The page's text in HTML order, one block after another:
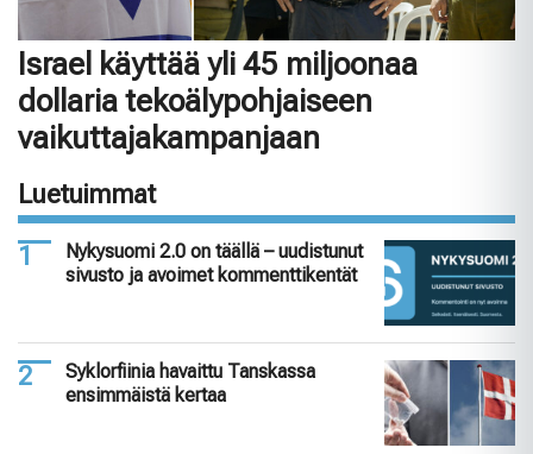
Israel käyttää yli 45 miljoonaa
dollaria tekoälypohjaiseen
vaikuttajakampanjaan
Luetuimmat
Nykysuomi 2.0 on täällä – uudistunut
sivusto ja avoimet kommenttikentät
Syklorfiinia havaittu Tanskassa
ensimmäistä kertaa